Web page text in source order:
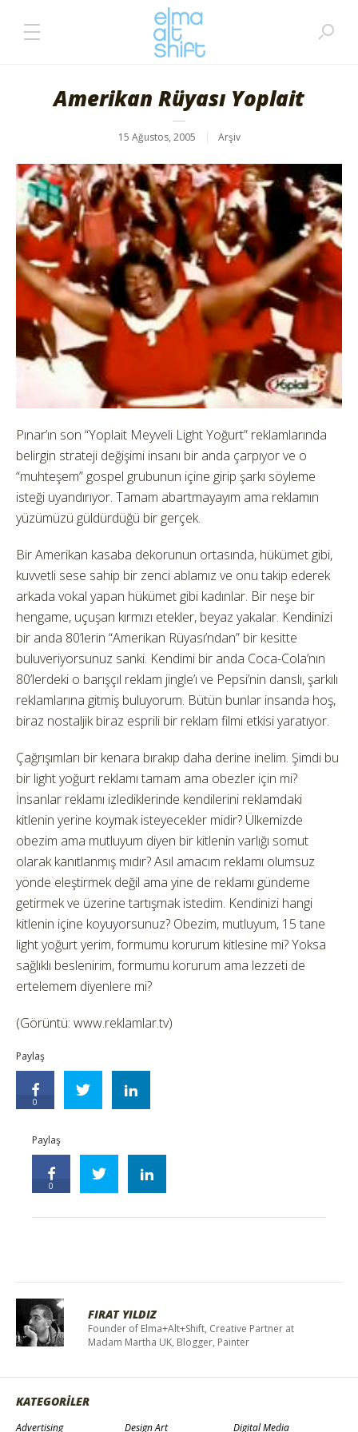
Amerikan Rüyası Yoplait
15 Ağustos, 2005 Arşiv
Pınar’ın son “Yoplait Meyveli Light Yoğurt” reklamlarında
belirgin strateji değişimi insanı bir anda çarpıyor ve o
“muhteşem” gospel grubunun içine girip şarkı söyleme
isteği uyandırıyor. Tamam abartmayayım ama reklamın
yüzümüzü güldürdüğü bir gerçek.
Bir Amerikan kasaba dekorunun ortasında, hükümet gibi,
kuvvetli sese sahip bir zenci ablamız ve onu takip ederek
arkada vokal yapan hükümet gibi kadınlar. Bir neşe bir
hengame, uçuşan kırmızı etekler, beyaz yakalar. Kendinizi
bir anda 80’lerin “Amerikan Rüyası’ndan” bir kesitte
buluveriyorsunuz sanki. Kendimi bir anda Coca-Cola’nın
80’lerdeki o barışçıl reklam jingle’ı ve Pepsi’nin danslı, şarkılı
reklamlarına gitmiş buluyorum. Bütün bunlar insanda hoş,
biraz nostaljik biraz esprili bir reklam filmi etkisi yaratıyor.
Çağrışımları bir kenara bırakıp daha derine inelim. Şimdi bu
bir light yoğurt reklamı tamam ama obezler için mi?
İnsanlar reklamı izlediklerinde kendilerini reklamdaki
kitlenin yerine koymak isteyecekler midir? Ülkemizde
obezim ama mutluyum diyen bir kitlenin varlığı somut
olarak kanıtlanmış mıdır? Asıl amacım reklamı olumsuz
yönde eleştirmek değil ama yine de reklamı gündeme
getirmek ve üzerine tartışmak istedim. Kendinizi hangi
kitlenin içine koyuyorsunuz? Obezim, mutluyum, 15 tane
light yoğurt yerim, formumu korurum kitlesine mi? Yoksa
sağlıklı beslenirim, formumu korurum ama lezzeti de
ertelemem diyenlere mi?
(Görüntü: www.reklamlar.tv)
Paylaş
0
Paylaş
0
FIRAT YILDIZ
Founder of Elma+Alt+Shift, Creative Partner at
Madam Martha UK, Blogger, Painter
KATEGORİLER
Advertising Design Art Digital Media